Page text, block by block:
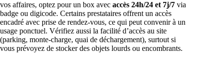
vos affaires, optez pour un box avec accès 24h/24 et 7j/7 via
badge ou digicode. Certains prestataires offrent un accès
encadré avec prise de rendez-vous, ce qui peut convenir à un
usage ponctuel. Vérifiez aussi la facilité d’accès au site
(parking, monte-charge, quai de déchargement), surtout si
vous prévoyez de stocker des objets lourds ou encombrants.